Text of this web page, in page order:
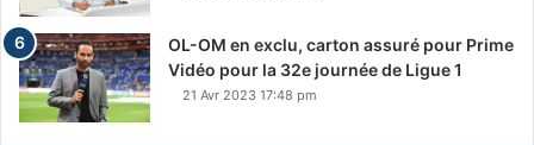
OL-OM en exclu, carton assuré pour Prime
Vidéo pour la 32e journée de Ligue 1
21 Avr 2023 17:48 pm